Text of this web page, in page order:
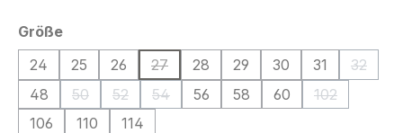
Größeauswählen
24
25 26 27
(Diese Option ist zurzeit nicht verfügbar.)
28 29 30 31 32
(Diese
48 50
(Diese Option ist zurzeit nicht verfügbar.)
52
(Diese Option ist zurzeit nicht verfügbar.)
54
(Diese Option ist zurzeit nicht verfügbar.)
56 58 60 102
(Diese
106 110 114